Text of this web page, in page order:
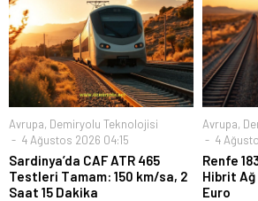
Avrupa, Demiryolu Teknolojisi
4 Ağustos 2026 04:15
Sardinya’da CAF ATR 465
Testleri Tamam: 150 km/sa, 2
Saat 15 Dakika
Avrupa,
4
Renfe
Hibrit Ağ
Euro